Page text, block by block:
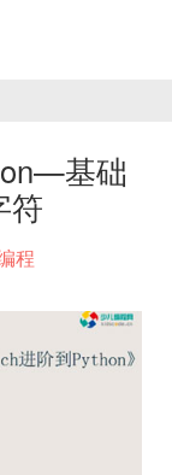
基础
符
程